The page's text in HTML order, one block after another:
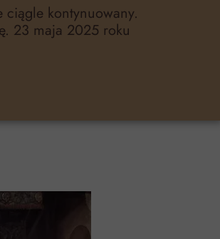
kontynuowany.
23 maja 2025 roku